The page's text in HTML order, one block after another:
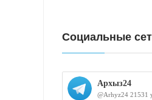
Социальные